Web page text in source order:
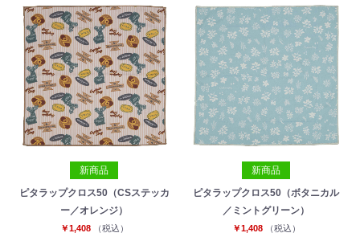
新商品
ピタラップクロス50（CSステッカ
ー／オレンジ）
￥1,408 （税込）
新商品
ピタラップクロス50（ボタニカル
／ミントグリーン）
￥1,408 （税込）